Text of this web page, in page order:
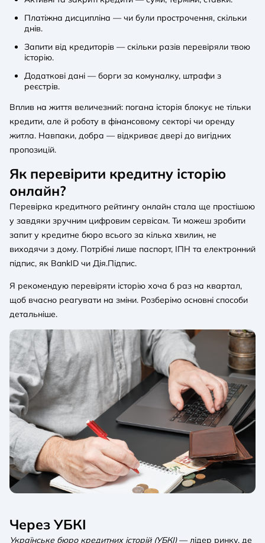
Платіжна дисципліна — чи були прострочення, скільки
днів.
Запити від кредиторів — скільки разів перевіряли твою
історію.
Додаткові дані — борги за комуналку, штрафи з
реєстрів.
Вплив на життя величезний: погана історія блокує не тільки
кредити, але й роботу в фінансовому секторі чи оренду
житла. Навпаки, добра — відкриває двері до вигідних
пропозицій.
Як перевірити кредитну історію
онлайн?
Перевірка кредитного рейтингу онлайн стала ще простішою
у завдяки зручним цифровим сервісам. Ти можеш зробити
запит у кредитне бюро всього за кілька хвилин, не
виходячи з дому. Потрібні лише паспорт, ІПН та електронний
підпис, як BankID чи Дія.Підпис.
Я рекомендую перевіряти історію хоча б раз на квартал,
щоб вчасно реагувати на зміни. Розберімо основні способи
детальніше.
Через УБКІ
Українське бюро кредитних історій (УБКІ)— лідер ринку, де